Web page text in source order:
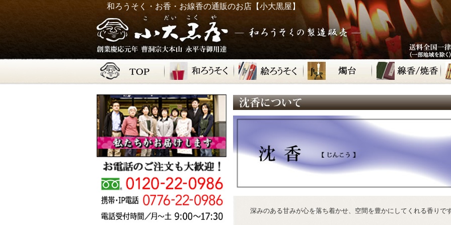
和ろうそく・お香・お線香の通販のお店【小大黒屋】
深みのある甘みが心を落ち着かせ、空間を豊かにしてくれる香りで